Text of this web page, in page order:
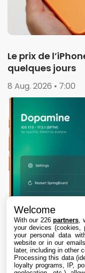
Le prix de
quelques jours
8 Aug. 2026 • 7:00
Welcome
With our 226partners
your devices (cookies,
your personal data
website or in our
later, including in other
Processing this data
loyalty programs, IP,